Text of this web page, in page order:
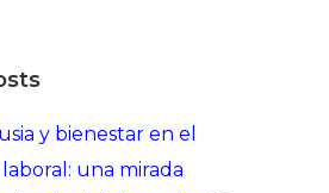
y bienestar en el
una mirada